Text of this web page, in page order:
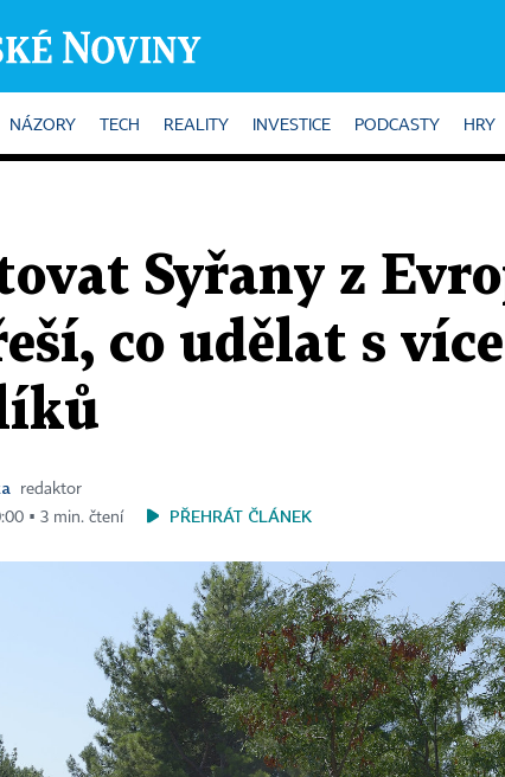
NÁZORY TECH REALITY INVESTICE PODCASTY HRY
Syřany z
co udělat s
redaktor
▪ 3 min. čtení
PŘEHRÁT ČLÁNEK